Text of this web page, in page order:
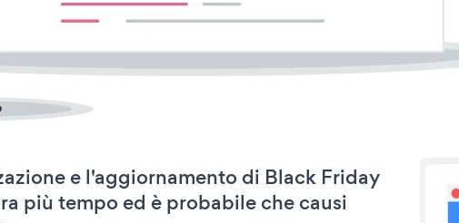
e l'aggiornamento di Black Friday
più tempo ed è probabile che causi